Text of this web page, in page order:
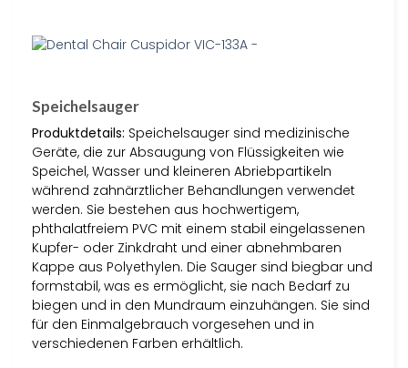
Speichelsauger
Produktdetails: Speichelsauger sind medizinische
Geräte, die zur Absaugung von Flüssigkeiten wie
Speichel, Wasser und kleineren Abriebpartikeln
während zahnärztlicher Behandlungen verwendet
werden. Sie bestehen aus hochwertigem,
phthalatfreiem PVC mit einem stabil eingelassenen
Kupfer- oder Zinkdraht und einer abnehmbaren
Kappe aus Polyethylen. Die Sauger sind biegbar und
formstabil, was es ermöglicht, sie nach Bedarf zu
biegen und in den Mundraum einzuhängen. Sie sind
für den Einmalgebrauch vorgesehen und in
verschiedenen Farben erhältlich.